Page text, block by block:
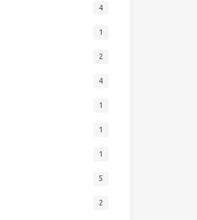
4
1
2
4
1
1
1
5
2